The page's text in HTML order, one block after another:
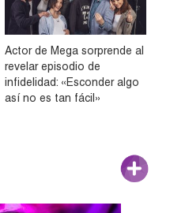
Actor de Mega sorprende al
revelar episodio de
infidelidad: «Esconder algo
así no es tan fácil»